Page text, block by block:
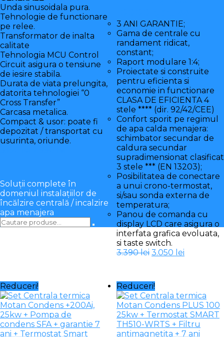
Unda sinusoidala pura.
Tehnologie de functionare
pe relee.
Transformator de inalta
calitate
Tehnologia MCU Control
Circuit asigura o tensiune
de iesire stabila.
Durata de viata prelungita,
datorita tehnologiei “0
Cross Transfer”
Carcasa metalica.
Compact & usor: poate fi
depozitat / transportat cu
usurinta, oriunde.
3.150 lei.
2.990 lei.
3 ANI GARANTIE;
Gama de centrale cu
randament ridicat,
constant;
Raport modulare 1:4;
Proiectate si construite
pentru eficienta si
economie in functionare
CLASA DE EFICIENTA 4
stele **** (dir. 92/42/CEE)
Confort sporit pe regimul
de apa calda menajera:
schimbator secundar de
caldura secundar
supradimensionat clasificat
3 stele *** (EN 13203);
Posibilitatea de conectare
a unui crono-termostat,
si/sau sonda externa de
temperatura;
Panou de comanda cu
display LCD care asigura o
interfata grafica evoluata,
si taste switch.
3.390lei Prețul
fost:
3.390 lei.
3.050 leiPrețul
Reduceri! Reduceri!
Soluții complete în
domeniul instalațiilor de
încălzire centrală / incalzire
apa menajera